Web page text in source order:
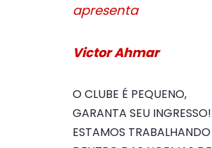
apresenta
Victor Ahmar
O CLUBE É PEQUENO,
GARANTA SEU INGRESSO!
ESTAMOS TRABALHANDO